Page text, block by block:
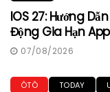
IOS 27: Hướng
Động Gia Hạn
07/08/2026
ÔTÔ TODAY